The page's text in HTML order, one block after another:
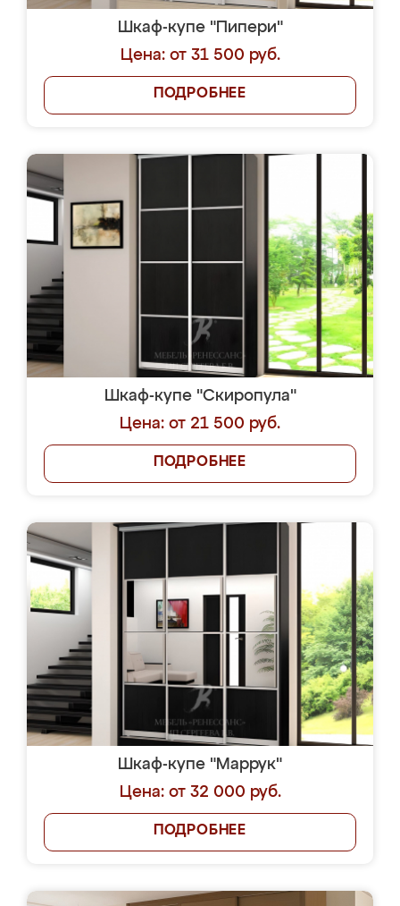
Шкаф-купе "Пипери"
Цена: от 31 500 руб.
ПОДРОБНЕЕ
Шкаф-купе "Скиропула"
Цена: от 21 500 руб.
ПОДРОБНЕЕ
Шкаф-купе "Маррук"
Цена: от 32 000 руб.
ПОДРОБНЕЕ